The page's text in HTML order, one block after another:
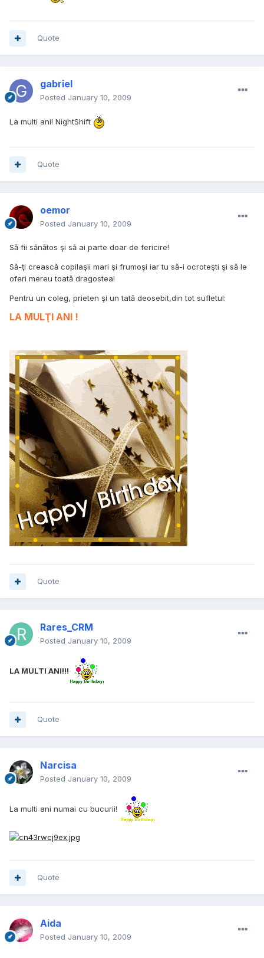
Quote
gabriel
Posted January 10, 2009
La multi ani! NightShift
Quote
oemor
Posted January 10, 2009
Să fii sănătos şi să ai parte doar de fericire!
Să-ţi crească copilaşii mari şi frumoşi iar tu să-i ocroteşti şi să le
oferi mereu toată dragostea!
Pentru un coleg, prieten şi un tată deosebit,din tot sufletul:
LA MULŢI ANI !
Quote
Rares_CRM
Posted January 10, 2009
LA MULTI ANI!!!
Quote
Narcisa
Posted January 10, 2009
La multi ani numai cu bucurii!
Quote
Aida
Posted January 10, 2009